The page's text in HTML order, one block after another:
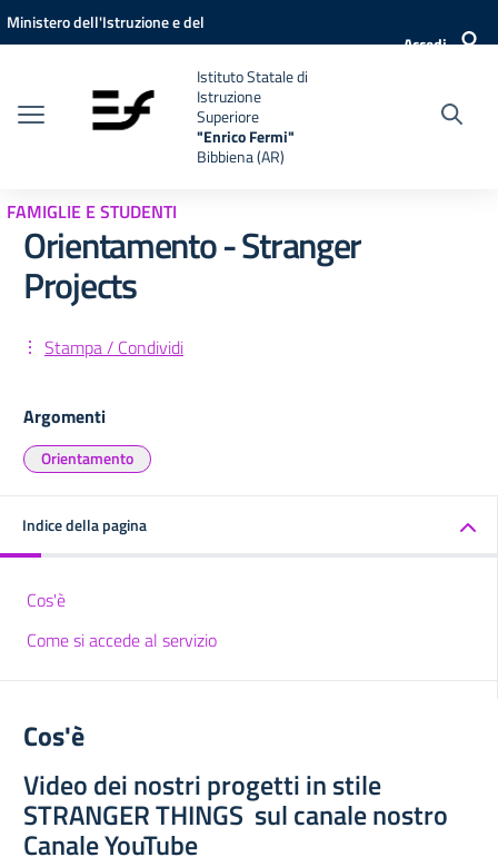
Vai ai contenuti
Vai al menu di navigazione
Vai al footer
Ministero dell'Istruzione e del
Accedi
Istituto Statale di
Istruzione
Superiore
"Enrico Fermi"
Bibbiena (AR)
FAMIGLIE E STUDENTI
Orientamento - Stranger
Projects
Stampa / Condividi
Argomenti
Orientamento
Indice della pagina
Cos'è
Come si accede al servizio
Cos'è
Video dei nostri progetti in stile
STRANGER THINGS sul canale nostro
Canale YouTube